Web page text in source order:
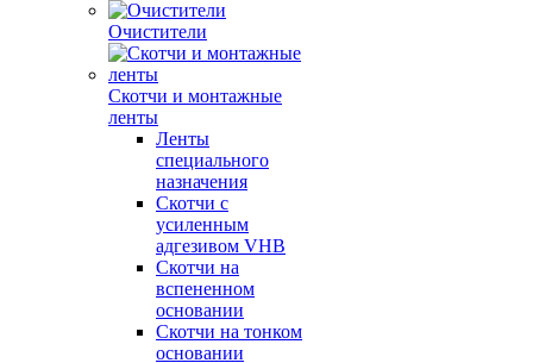
Очистители
Скотчи и монтажные
ленты
Ленты
специального
назначения
Скотчи с
усиленным
адгезивом VHB
Скотчи на
вспененном
основании
Скотчи на тонком
основании